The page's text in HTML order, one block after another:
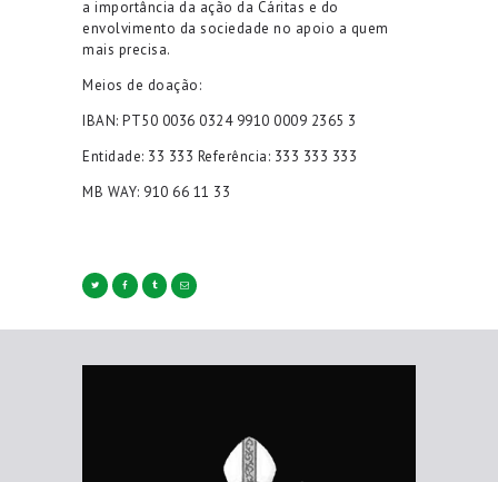
a importância da ação da Cáritas e do
envolvimento da sociedade no apoio a quem
mais precisa.
Meios de doação:
IBAN: PT50 0036 0324 9910 0009 2365 3
Entidade: 33 333 Referência: 333 333 333
MB WAY: 910 66 11 33